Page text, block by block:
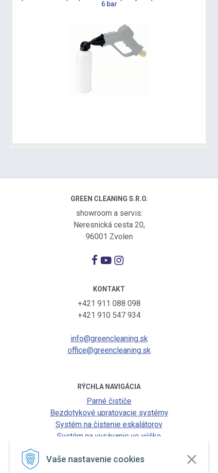
Vaše nastavenie cookies
6 bar
GREEN CLEANING S.R.O.
showroom a servis:
Neresnická cesta 20,
96001 Zvolen
KONTAKT
+421 911 088 098
+421 910 547 934
info@greencleaning.sk
office@greencleaning.sk
RÝCHLA NAVIGÁCIA
Parné čističe
Bezdotykové upratovacie systémy
Systém na čistenie eskalátorov
Systém na vysávanie vo výške